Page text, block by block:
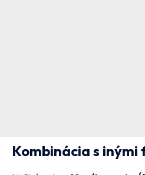
Kombinácia s